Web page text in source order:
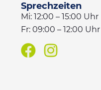
Sprechzeiten
Mi: 12:00 – 15:00 Uhr
Fr: 09:00 – 12:00 Uhr